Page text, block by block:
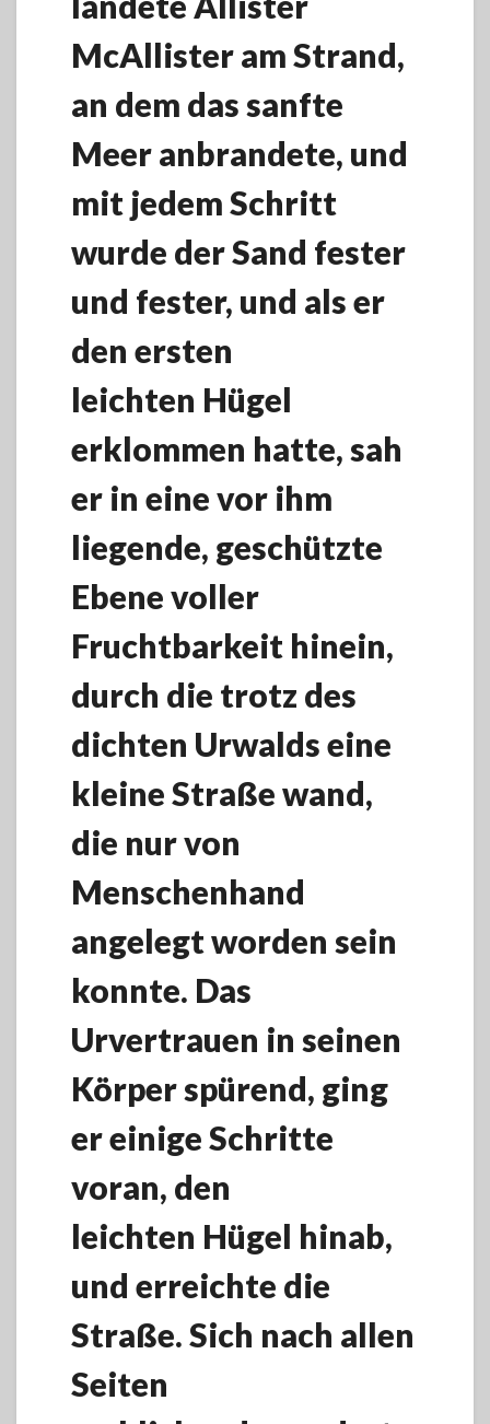
McAllister am Strand,
an dem das sanfte
Meer anbrandete, und
mit jedem Schritt
wurde der Sand fester
und fester, und als er
den ersten
leichten Hügel
erklommen hatte, sah
er in eine vor ihm
liegende, geschützte
Ebene voller
Fruchtbarkeit hinein,
durch die trotz des
dichten Urwalds eine
kleine Straße wand,
die nur von
Menschenhand
angelegt worden sein
konnte. Das
Urvertrauen in seinen
Körper spürend, ging
er einige Schritte
voran, den
leichten Hügel hinab,
und erreichte die
Straße. Sich nach allen
Seiten